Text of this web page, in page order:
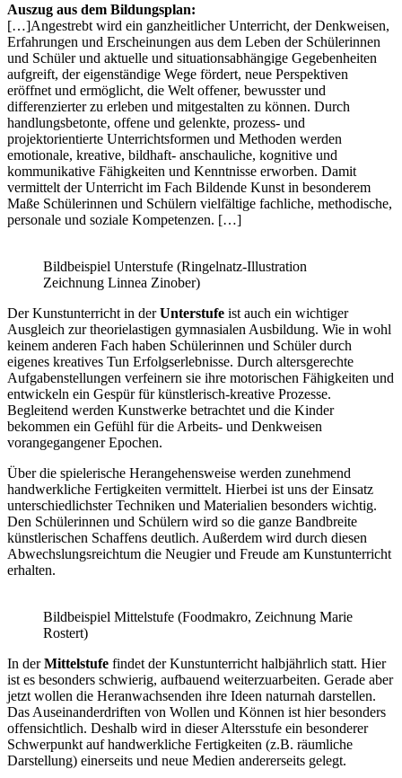
Auszug aus dem Bildungsplan:
[…]Angestrebt wird ein ganzheitlicher Unterricht, der Denkweisen,
Erfahrungen und Erscheinungen aus dem Leben der Schülerinnen
und Schüler und aktuelle und situationsabhängige Gegebenheiten
aufgreift, der eigenständige Wege fördert, neue Perspektiven
eröffnet und ermöglicht, die Welt offener, bewusster und
differenzierter zu erleben und mitgestalten zu können. Durch
handlungsbetonte, offene und gelenkte, prozess- und
projektorientierte Unterrichtsformen und Methoden werden
emotionale, kreative, bildhaft- anschauliche, kognitive und
kommunikative Fähigkeiten und Kenntnisse erworben. Damit
vermittelt der Unterricht im Fach Bildende Kunst in besonderem
Maße Schülerinnen und Schülern vielfältige fachliche, methodische,
personale und soziale Kompetenzen. […]
Bildbeispiel Unterstufe (Ringelnatz-Illustration
Zeichnung Linnea Zinober)
Der Kunstunterricht in derUnterstufe ist auch ein wichtiger
Ausgleich zur theorielastigen gymnasialen Ausbildung. Wie in wohl
keinem anderen Fach haben Schülerinnen und Schüler durch
eigenes kreatives Tun Erfolgserlebnisse. Durch altersgerechte
Aufgabenstellungen verfeinern sie ihre motorischen Fähigkeiten und
entwickeln ein Gespür für künstlerisch-kreative Prozesse.
Begleitend werden Kunstwerke betrachtet und die Kinder
bekommen ein Gefühl für die Arbeits- und Denkweisen
vorangegangener Epochen.
Über die spielerische Herangehensweise werden zunehmend
handwerkliche Fertigkeiten vermittelt. Hierbei ist uns der Einsatz
unterschiedlichster Techniken und Materialien besonders wichtig.
Den Schülerinnen und Schülern wird so die ganze Bandbreite
künstlerischen Schaffens deutlich. Außerdem wird durch diesen
Abwechslungsreichtum die Neugier und Freude am Kunstunterricht
erhalten.
Bildbeispiel Mittelstufe (Foodmakro, Zeichnung Marie
Rostert)
In derMittelstufe findet der Kunstunterricht halbjährlich statt. Hier
ist es besonders schwierig, aufbauend weiterzuarbeiten. Gerade aber
jetzt wollen die Heranwachsenden ihre Ideen naturnah darstellen.
Das Auseinanderdriften von Wollen und Können ist hier besonders
offensichtlich. Deshalb wird in dieser Altersstufe ein besonderer
Schwerpunkt auf handwerkliche Fertigkeiten (z.B. räumliche
Darstellung) einerseits und neue Medien andererseits gelegt.